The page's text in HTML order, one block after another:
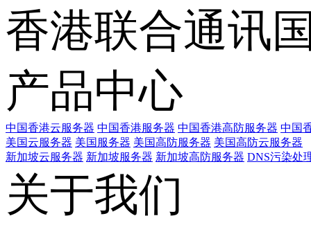
香港联合通讯
产品中心
中国香港云服务器 中国香港服务器 中国香港高防服务器 中国
美国云服务器 美国服务器 美国高防服务器 美国高防云服务器
新加坡云服务器 新加坡服务器 新加坡高防服务器 DNS污染处
关于我们